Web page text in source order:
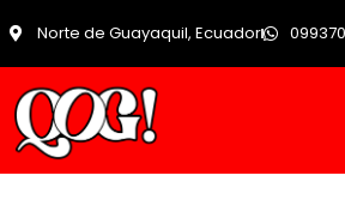
Norte de Guayaquil, Ecuador